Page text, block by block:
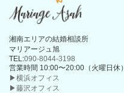
湘南エリアの結婚相談所
マリアージュ旭
TEL:090-8044-3198
営業時間 10:00〜20:00（火曜日休）
▶横浜オフィス
▶藤沢オフィス